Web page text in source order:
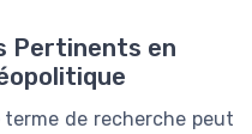
Pertinents en
de recherche peut